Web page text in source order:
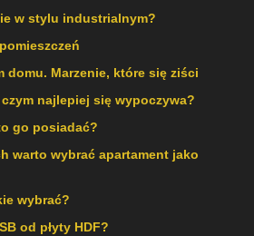
w stylu industrialnym?
domu. Marzenie, które się ziści
czym najlepiej się wypoczywa?
go posiadać?
warto wybrać apartament jako
wybrać?
od płyty HDF?